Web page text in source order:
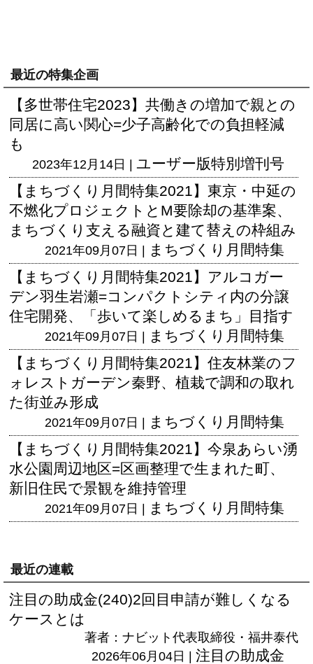
最近の特集企画
【多世帯住宅2023】共働きの増加で親との
同居に高い関心=少子高齢化での負担軽減
も
2023年12月14日 | ユーザー版特別増刊号
【まちづくり月間特集2021】東京・中延の
不燃化プロジェクトとM要除却の基準案、
まちづくり支える融資と建て替えの枠組み
2021年09月07日 | まちづくり月間特集
【まちづくり月間特集2021】アルコガー
デン羽生岩瀬=コンパクトシティ内の分譲
住宅開発、「歩いて楽しめるまち」目指す
2021年09月07日 | まちづくり月間特集
【まちづくり月間特集2021】住友林業のフ
ォレストガーデン秦野、植栽で調和の取れ
た街並み形成
2021年09月07日 | まちづくり月間特集
【まちづくり月間特集2021】今泉あらい湧
水公園周辺地区=区画整理で生まれた町、
新旧住民で景観を維持管理
2021年09月07日 | まちづくり月間特集
最近の連載
注目の助成金(240)2回目申請が難しくなる
ケースとは
著者：ナビット代表取締役・福井泰代
2026年06月04日 | 注目の助成金